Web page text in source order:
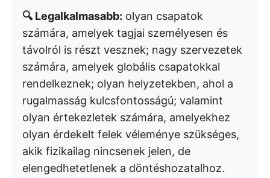
🔍 Legalkalmasabb: olyan csapatok
számára, amelyek tagjai személyesen és
távolról is részt vesznek; nagy szervezetek
számára, amelyek globális csapatokkal
rendelkeznek; olyan helyzetekben, ahol a
rugalmasság kulcsfontosságú; valamint
olyan értekezletek számára, amelyekhez
olyan érdekelt felek véleménye szükséges,
akik fizikailag nincsenek jelen, de
elengedhetetlenek a döntéshozatalhoz.